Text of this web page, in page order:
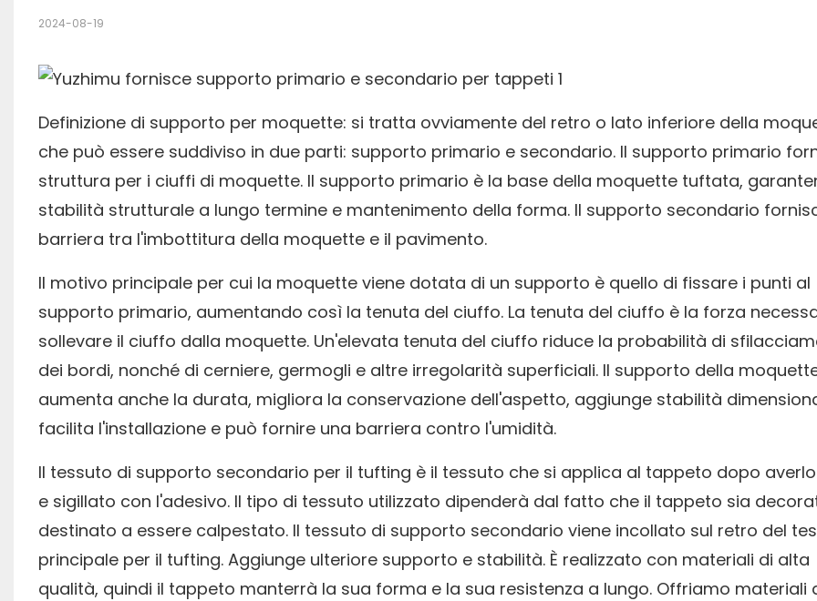
2024-08-19
Definizione di supporto per moquette: si tratta ovviamente del retro o lato inferiore della
che può essere suddiviso in due parti: supporto primario e secondario. Il supporto primario
struttura per i ciuffi di moquette. Il supporto primario è la base della moquette tuftata,
stabilità strutturale a lungo termine e mantenimento della forma. Il supporto secondario
barriera tra l'imbottitura della moquette e il pavimento.
Il motivo principale per cui la moquette viene dotata di un supporto è quello di fissare i punti al
supporto primario, aumentando così la tenuta del ciuffo. La tenuta del ciuffo è la forza
sollevare il ciuffo dalla moquette. Un'elevata tenuta del ciuffo riduce la probabilità di
dei bordi, nonché di cerniere, germogli e altre irregolarità superficiali. Il supporto della
aumenta anche la durata, migliora la conservazione dell'aspetto, aggiunge stabilità
facilita l'installazione e può fornire una barriera contro l'umidità.
Il tessuto di supporto secondario per il tufting è il tessuto che si applica al tappeto dopo
e sigillato con l'adesivo. Il tipo di tessuto utilizzato dipenderà dal fatto che il tappeto sia
destinato a essere calpestato. Il tessuto di supporto secondario viene incollato sul retro del
principale per il tufting. Aggiunge ulteriore supporto e stabilità. È realizzato con materiali di alta
qualità, quindi il tappeto manterrà la sua forma e la sua resistenza a lungo. Offriamo materiali